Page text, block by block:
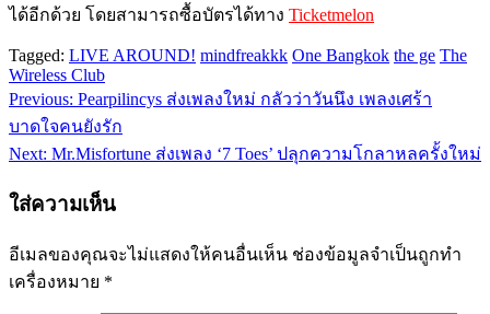
ได้อีกด้วย โดยสามารถซื้อบัตรได้ทาง Ticketmelon
Tagged: LIVE AROUND! mindfreakkk One Bangkok the ge The
Wireless Club
แนะแนว
เรื่อง
Previous: Pearpilincys ส่งเพลงใหม่ กลัวว่าวันนึง เพลงเศร้า
บาดใจคนยังรัก
Next: Mr.Misfortune ส่งเพลง ‘7 Toes’ ปลุกความโกลาหลครั้งใหม่
ใส่ความเห็น
อีเมลของคุณจะไม่แสดงให้คนอื่นเห็น ช่องข้อมูลจำเป็นถูกทำ
เครื่องหมาย *